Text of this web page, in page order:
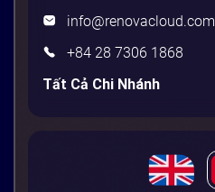
info@renovacloud.com
+84 28 7306 1868
Tất Cả Chi Nhánh